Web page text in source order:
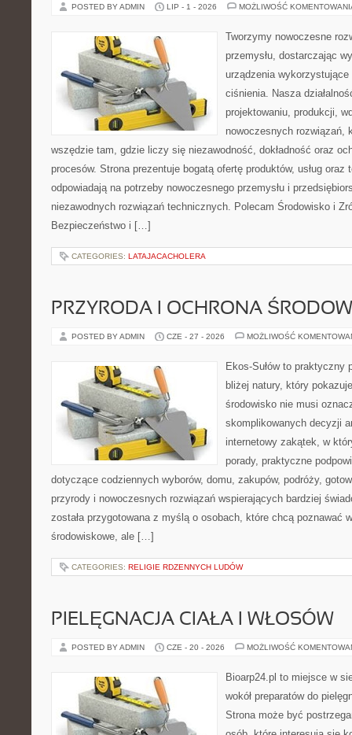
POSTED BY ADMIN LIP - 1 - 2026 MOŻLIWOŚĆ
Tworzymy nowoczesne
przemysłu, dostarczając
urządzenia
ciśnienia. Nasza
projektowaniu, produkcji,
nowoczesnych rozwiązań,
wszędzie tam, gdzie liczy się niezawodność, dokładność oraz
procesów. Strona prezentuje bogatą ofertę produktów, usług oraz
odpowiadają na potrzeby nowoczesnego przemysłu i
niezawodnych rozwiązań technicznych. Polecam Środowisko i
Bezpieczeństwo i […]
CATEGORIES: LATAJACACHOLERA
PRZYRODA I OCHRONA
POSTED BY ADMIN CZE - 27 - 2026 MOŻLIWOŚĆ
Ekos-Sułów to praktyczny
bliżej natury, który
środowisko nie musi
skomplikowanych decyzji
internetowy zakątek, w
porady, praktyczne
dotyczące codziennych wyborów, domu, zakupów, podróży,
przyrody i nowoczesnych rozwiązań wspierających bardziej
została przygotowana z myślą o osobach, które chcą poznawać
środowiskowe, ale […]
CATEGORIES: RELIGIE RDZENNYCH LUDÓW
PIELĘGNACJA CIAŁA I WŁOSÓW
POSTED BY ADMIN CZE - 20 - 2026 MOŻLIWOŚĆ
Bioarp24.pl to miejsce w
wokół preparatów do
Strona może być